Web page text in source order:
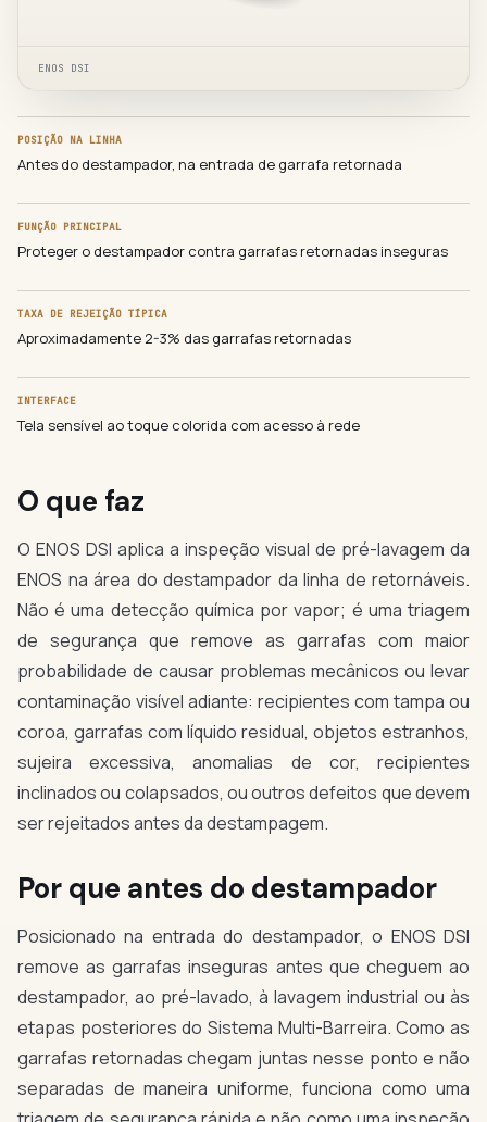
ENOS DSI
POSIÇÃO NA LINHA
Antes do destampador, na entrada de garrafa retornada
FUNÇÃO PRINCIPAL
Proteger o destampador contra garrafas retornadas inseguras
TAXA DE REJEIÇÃO TÍPICA
Aproximadamente 2-3% das garrafas retornadas
INTERFACE
Tela sensível ao toque colorida com acesso à rede
O que faz
O ENOS DSI aplica a inspeção visual de pré-lavagem da
ENOS na área do destampador da linha de retornáveis.
Não é uma detecção química por vapor; é uma triagem
de segurança que remove as garrafas com maior
probabilidade de causar problemas mecânicos ou levar
contaminação visível adiante: recipientes com tampa ou
coroa, garrafas com líquido residual, objetos estranhos,
sujeira excessiva, anomalias de cor, recipientes
inclinados ou colapsados, ou outros defeitos que devem
ser rejeitados antes da destampagem.
Por que antes do destampador
Posicionado na entrada do destampador, o ENOS DSI
remove as garrafas inseguras antes que cheguem ao
destampador, ao pré-lavado, à lavagem industrial ou às
etapas posteriores do Sistema Multi-Barreira. Como as
garrafas retornadas chegam juntas nesse ponto e não
separadas de maneira uniforme, funciona como uma